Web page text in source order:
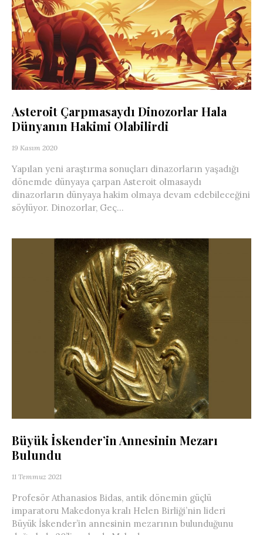
Asteroit Çarpmasaydı Dinozorlar Hala
Dünyanın Hakimi Olabilirdi
19 Kasım 2020
Yapılan yeni araştırma sonuçları dinazorların yaşadığı
dönemde dünyaya çarpan Asteroit olmasaydı
dinazorların dünyaya hakim olmaya devam edebileceğini
söylüyor. Dinozorlar, Geç...
Büyük İskender’in Annesinin Mezarı
Bulundu
11 Temmuz 2021
Profesör Athanasios Bidas, antik dönemin güçlü
imparatoru Makedonya kralı Helen Birliği’nin lideri
Büyük İskender’in annesinin mezarının bulunduğunu